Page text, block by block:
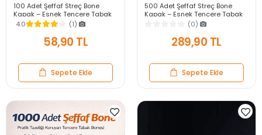
100 Adet Şeffaf Streç Bone
Kapak – Esnek Tencere Tabak
Kase Gıda Saklama Bonesi
Buzdolabı Koruyucu
4.0 (1)
58,90 TL
Sepete Ekle
500 Adet Şeffaf Streç Bone
Kapak – Esnek Tencere Tabak
Kase Gıda Saklama Bonesi
Buzdolabı Koruyucu
(0)
289,90 TL
Sepete Ekle